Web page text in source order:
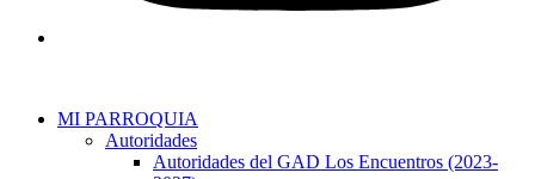
MI PARROQUIA
Autoridades
Autoridades del GAD Los Encuentros (2023-